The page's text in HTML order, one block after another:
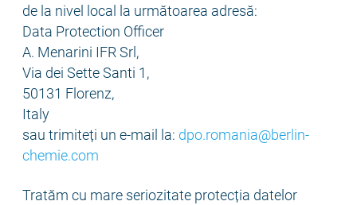
de la nivel local la următoarea adresă:
Data Protection Officer
A. Menarini IFR Srl,
Via dei Sette Santi 1,
50131 Florenz,
Italy
sau trimiteți un e-mail la: dpo.romania@berlin-
chemie.com
Tratăm cu mare seriozitate protecția datelor